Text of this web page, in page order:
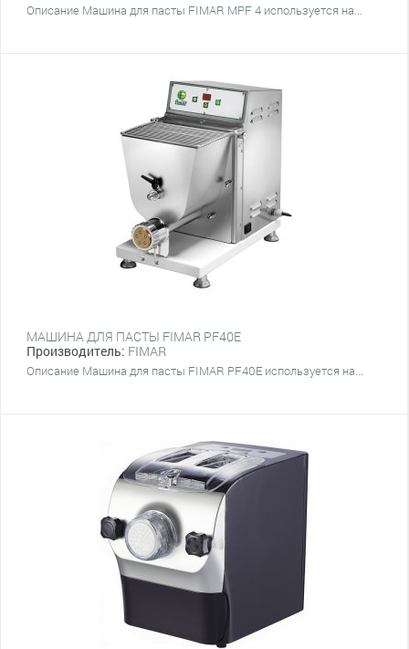
Описание Машина для пасты FIMAR MPF 4 используется на...
МАШИНА ДЛЯ ПАСТЫ FIMAR PF40E
Производитель: FIMAR
Описание Машина для пасты FIMAR PF40E используется на...